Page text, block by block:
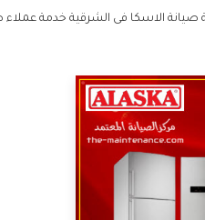
صيانة الاسكا فى الشرقية خدمة